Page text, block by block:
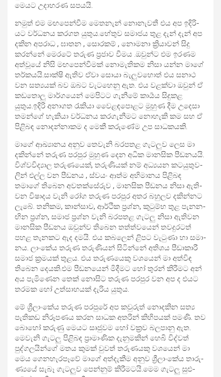
මෙයට උදා­හ­රණ සප­යයි.
නමුත් එම මඟ­පෙ­න්වීම මෙත­නැන් නොනැ­වතී එය අප ඉදි­රි­
යට වර්ධ­නය කර­ගත යුතුය.හේතුව සමා­ජය තුළ දැන් දැන් අප
දකින අප­රාධ , ඝාතන , සොර­කම් , නොමනා ක්‍රියා­වන් සිදු
කරන්නේ මෙරටේ තරුණ ප්‍රජාව වීමය .ඔවුන්ට එම ඉර­ණම
අත්වූයේ නිසි මඟ­පෙ­න්වී­මක් නොමැ­ති­කම නිසා යන්න මාගේ
තර්ක­යයි.සාක්ෂි ඇතිව ඒවා සොයා බැලු­ව­හොත් එය සනාථ
වන සත්‍ය­යක් බව ඔබට වැට­හෙනු ඇත. එය වළක්වා ඔවුන් ඒ
කඩ­තොලු මාර්ග­යෙන් මෙපි­ටට ගැනීමේ කාර්‍යය සිදු­කළ
යුතුය.ඉදිරි අනා­ගත රැකියා වෙ‍ෙළ­ඳ­පො­ළට මුහුණ දීම උදෙසා
තමන්ගේ හැකියා වර්ධ­නය කර­ගැ­නී­මට නොහැකි කම සහ ඒ
පිළි­බඳ නොද­න්නා­කම ද මෙකී කරු­ණේම උප සාධ­ක­යකි.
මාගේ ආඛ්‍යා­නය අනුව තෙවැනි බර­ප­තළ ගැට­ලුව ලෙස මා
දකින්නේ තරුණ පර­පුර මුහුණ දෙන අධික මාන­සික පීඩ­න­යයි.
විශ්ව­වි­ද්‍යාල තරු­ණ­යෙක්, තරු­ණි­යක් නම් අධ්‍ය­යන කට­යු­තු­ව­
ලින් එල්ල වන පීඩ­නය , ස්වයං ආත්ම අභි­මා­නය පිළි­බඳ
තමාගේ තිබෙන අව­ත­ක්සේ­රුව , මාන­සික පීඩ­නය නිසා ඇති­
වන විෂා­දය වැනි රෝග තරුණ පර­පුර අතර බහු­ලව දකි­න්නට
ලැබේ. තනි­කම, කාන්සාව, ආර්ථික ප්‍රශ්න, කුටුම්භ තුළ පැන­න­
ඟින ප්‍රශ්න, සමාජ ප්‍රශ්න වැනි බර­ප­තළ ගැටලු නිසා ඇති­වන
මාන­සික පීඩ­නය ඔවුන්ව තිබෙන තත්ත්ව­යෙන් තව­දු­ර­ටත්
පහළ තැන­කට ඇද දමයි. එය කබ­ලෙන් ළිපට වැටුණා හා සමා­
නය. ලාංකේය තරුණ තරු­ණි­යන් සිටින්නේ අති­ශය පීඩා­කාරී
සමාජ ක්‍රම­යක් තුළය. එය තරු­ණ­යෙකු වශ­යෙන් මා අත්විඳ
තිබෙන දෙයකි.එම පීඩ­න­යෙන් මිදී­මට හෝ තුරන් කිරී­මට අන්
අය පැමි­ණෙන තෙක් නොසිට තරුණ පර­පුර වන අප ද එයට
තර­මක හෝ උත්සා­හ­යක් දැරිය යුතුය.
මේ ශ්‍රීලාං­කේය තරුණ පර­පුරේ අප කවු­රුත් නොද­කින සත්‍ය
පැති­කඩ නිරූ­ප­ණය කරන සාධක අත­රින් කිහි­ප­යක් පමණි. තව
බොහෝ කරුණු මෙයට සෘජු­වම හෝ වක්‍රව බල­පානු ඇත.
මෙවැනි ගැටලු පිළි­බඳ ප්‍රාමා­ණික දැනු­ම­කින් හෙබි විද්වත්
පුද්ග­ල­යින්ගේ මතය කුමක් වුවත් තරු­ණ­යකු වශ­යෙන් මා
මෙය ගෙන­හැ­ර­පෑවේ මාගේ අත්දැ­කීම අනුව ශ්‍රීලාං­කේය තාරු­
ණ්‍යයේ සැබෑ ගැට­ලුව පෙන්නුම් කිරී­ම­ටයි.මෙම ගැටලු සුළු­